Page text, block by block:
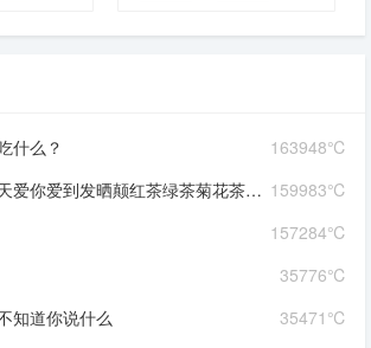
163948℃
什么？
159983℃
爱到发晒颠红茶绿茶菊花茶爱你爱到蒙查查
157284℃
35776℃
35471℃
知道你说什么